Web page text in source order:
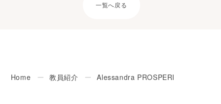
一覧へ戻る
Home ー 教員紹介 ー Alessandra PROSPERI